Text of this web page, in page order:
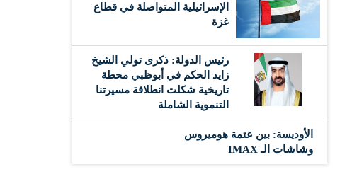
الإسرائيلية المتواصلة في قطاع
غزة
رئيس الدولة: ذكرى تولي الشيخ
زايد الحكم في أبوظبي محطة
تاريخية شكلت انطلاقة مسيرتنا
التنموية الشاملة
الأوديسة: بين عتمة هوميروس
وشاشات الـ IMAX